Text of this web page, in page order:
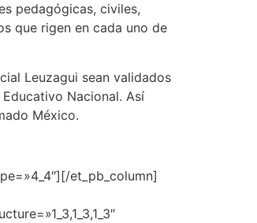
pedagógicas, civiles,
que rigen en cada uno de
Leuzagui sean validados
Nacional. Así
México.
et_pb_column]